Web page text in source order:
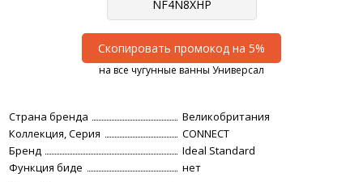
Скопировать промокод на 5%
на все чугунные ванны Универсал
Страна бренда
Великобритания
Коллекция, Серия
CONNECT
Бренд
Ideal Standard
Функция биде
нет